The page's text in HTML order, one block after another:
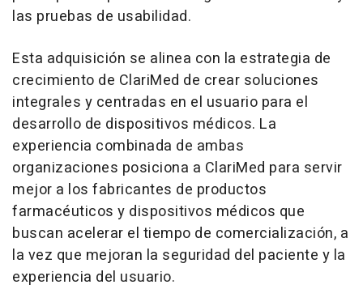
las pruebas de usabilidad.
Esta adquisición se alinea con la estrategia de
crecimiento de ClariMed de crear soluciones
integrales y centradas en el usuario para el
desarrollo de dispositivos médicos. La
experiencia combinada de ambas
organizaciones posiciona a ClariMed para servir
mejor a los fabricantes de productos
farmacéuticos y dispositivos médicos que
buscan acelerar el tiempo de comercialización, a
la vez que mejoran la seguridad del paciente y la
experiencia del usuario.